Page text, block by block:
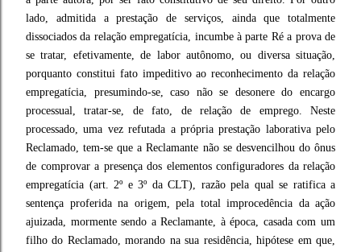
lado, admitida a prestação de serviços, ainda que totalmente
dissociados da relação empregatícia, incumbe à parte Ré a prova de
se tratar, efetivamente, de labor autônomo, ou diversa situação,
porquanto constitui fato impeditivo ao reconhecimento da relação
empregatícia, presumindo-se, caso não se desonere do encargo
processual, tratar-se, de fato, de relação de emprego. Neste
processado, uma vez refutada a própria prestação laborativa pelo
Reclamado, tem-se que a Reclamante não se desvencilhou do ônus
de comprovar a presença dos elementos configuradores da relação
empregatícia (art. 2º e 3º da CLT), razão pela qual se ratifica a
sentença proferida na origem, pela total improcedência da ação
ajuizada, mormente sendo a Reclamante, à época, casada com um
filho do Reclamado, morando na sua residência, hipótese em que,